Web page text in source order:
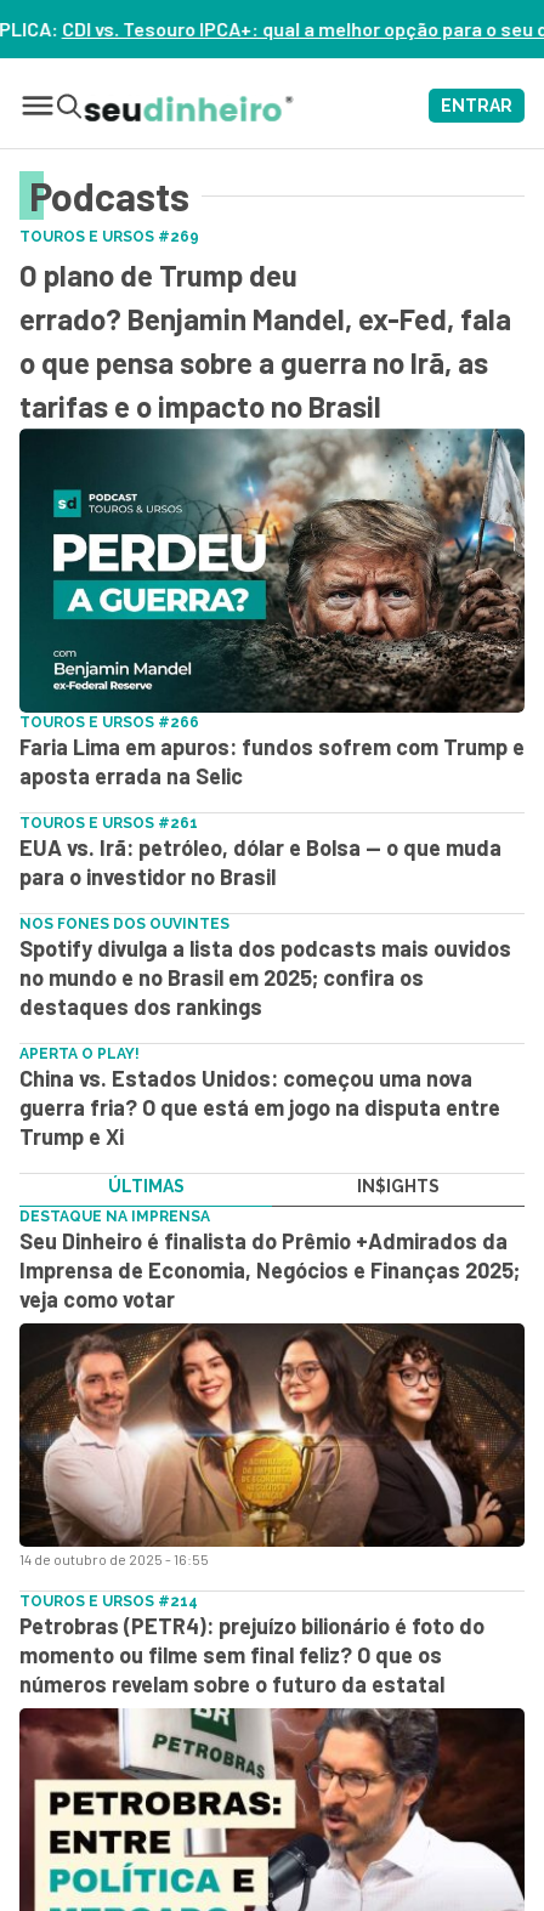
IPCA+: qual a melhor opção para o seu dinheiro hoje? –
ENTRAR
Podcasts
TOUROS E URSOS #269
O plano de Trump deu
errado? Benjamin Mandel, ex-Fed, fala
o que pensa sobre a guerra no Irã, as
tarifas e o impacto no Brasil
TOUROS E URSOS #266
Faria Lima em apuros: fundos sofrem com Trump e
aposta errada na Selic
TOUROS E URSOS #261
EUA vs. Irã: petróleo, dólar e Bolsa — o que muda
para o investidor no Brasil
NOS FONES DOS OUVINTES
Spotify divulga a lista dos podcasts mais ouvidos
no mundo e no Brasil em 2025; confira os
destaques dos rankings
APERTA O PLAY!
China vs. Estados Unidos: começou uma nova
guerra fria? O que está em jogo na disputa entre
Trump e Xi
ÚLTIMAS IN$IGHTS
14 de outubro de 2025 - 16:55
DESTAQUE NA IMPRENSA
Seu Dinheiro é finalista do Prêmio +Admirados da
Imprensa de Economia, Negócios e Finanças 2025;
veja como votar
TOUROS E URSOS #214
Petrobras (PETR4): prejuízo bilionário é foto do
momento ou filme sem final feliz? O que os
números revelam sobre o futuro da estatal